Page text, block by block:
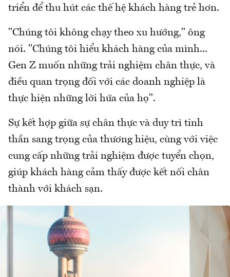
triển để thu hút các thế hệ khách hàng trẻ hơn.
"Chúng tôi không chạy theo xu hướng," ông
nói. "Chúng tôi hiểu khách hàng của mình...
Gen Z muốn những trải nghiệm chân thực, và
điều quan trọng đối với các doanh nghiệp là
thực hiện những lời hứa của họ".
Sự kết hợp giữa sự chân thực và duy trì tinh
thần sang trọng của thương hiệu, cùng với việc
cung cấp những trải nghiệm được tuyển chọn,
giúp khách hàng cảm thấy được kết nối chân
thành với khách sạn.